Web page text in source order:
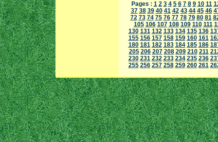
Pages : 1 2 3 4 5 6 7 8 9 10 11
37 38 39 40 41 42 43 44 45 46
72 73 74 75 76 77 78 79 80 81
105 106 107 108 109 110 111
130 131 132 133 134 135 136
155 156 157 158 159 160 161
180 181 182 183 184 185 186
205 206 207 208 209 210 211
230 231 232 233 234 235 236
255 256 257 258 259 260 261